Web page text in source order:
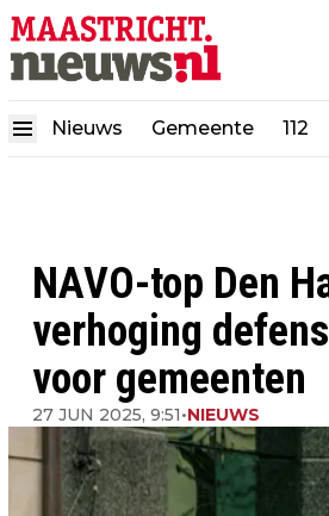
Nieuws Gemeente 112
NAVO-top Den
verhoging
voor gemeenten
27 JUN 2025, 9:51•NIEUWS